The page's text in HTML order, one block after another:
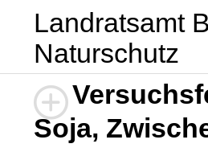
Landratsamt
Naturschutz
Soja,